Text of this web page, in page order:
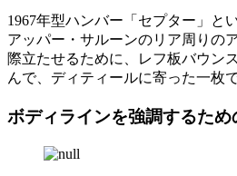
1967年型ハンバー「セプター」と
アッパー・サルーンのリア周りの
際立たせるために、レフ板バウン
んで、ディティールに寄った一枚で
ボディラインを強調するた